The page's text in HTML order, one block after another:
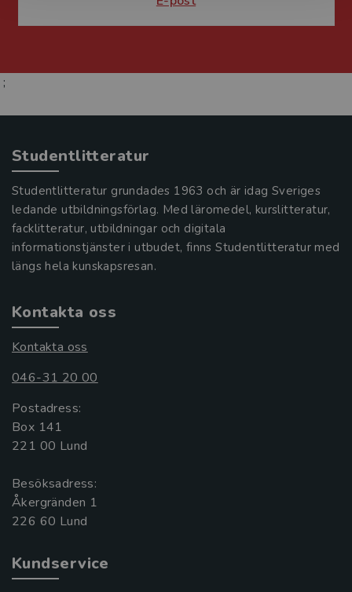
;
Studentlitteratur
Studentlitteratur grundades 1963 och är idag Sveriges
ledande utbildningsförlag. Med läromedel, kurslitteratur,
facklitteratur, utbildningar och digitala
informationstjänster i utbudet, finns Studentlitteratur med
längs hela kunskapsresan.
Kontakta oss
Kontakta oss
046-31 20 00
Postadress:
Box 141
221 00 Lund
Besöksadress:
Åkergränden 1
Kundservice